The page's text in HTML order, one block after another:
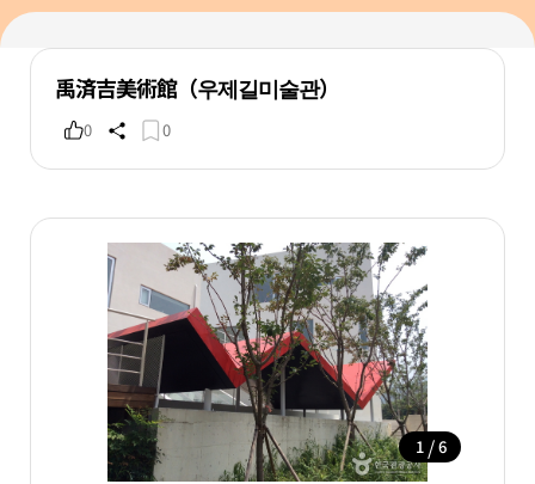
禹済吉美術館（우제길미술관）
0 0
1 / 6